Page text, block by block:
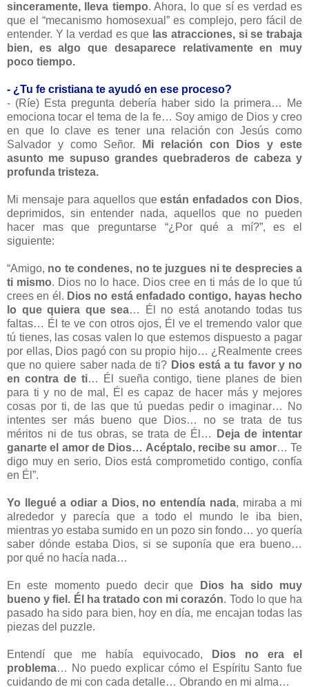
sinceramente, lleva tiempo. Ahora, lo que sí es verdad es
que el “mecanismo homosexual” es complejo, pero fácil de
entender. Y la verdad es que las atracciones, si se trabaja
bien, es algo que desaparece relativamente en muy
poco tiempo.
- ¿Tu fe cristiana te ayudó en ese proceso?
- (Ríe) Esta pregunta debería haber sido la primera… Me
emociona tocar el tema de la fe… Soy amigo de Dios y creo
en que lo clave es tener una relación con Jesús como
Salvador y como Señor.
Mi relación con Dios y este
asunto me supuso grandes quebraderos de cabeza y
profunda tristeza.
Mi mensaje para aquellos queestán enfadados con Dios,
deprimidos, sin entender nada, aquellos que no pueden
hacer mas que preguntarse “¿Por qué a mí?”, es el
siguiente:
“Amigo, no te condenes, no te juzgues ni te desprecies a
ti mismo. Dios no lo hace. Dios cree en ti más de lo que tú
crees en él. Dios no está enfadado contigo, hayas hecho
lo que quiera que sea… Él no está anotando todas tus
faltas… Él te ve con otros ojos, Él ve el tremendo valor que
tú tienes, las cosas valen lo que estemos dispuesto a pagar
por ellas, Dios pagó con su propio hijo… ¿Realmente crees
que no quiere saber nada de ti? Dios está a tu favor y no
en contra de ti… Él sueña contigo, tiene planes de bien
para ti y no de mal, Él es capaz de hacer más y mejores
cosas por ti, de las que tú puedas pedir o imaginar… No
intentes ser más bueno que Dios… no se trata de tus
méritos ni de tus obras, se trata de Él…
Deja de intentar
ganarte el amor de Dios… Acéptalo, recibe su amor… Te
digo muy en serio, Dios está comprometido contigo, confía
en Él”.
Yo llegué a odiar a Dios, no entendía nada, miraba a mi
alrededor y parecía que a todo el mundo le iba bien,
mientras yo estaba sumido en un pozo sin fondo… yo quería
saber dónde estaba Dios, si se suponía que era bueno…
por qué no hacía nada…
En este momento puedo decir que
Dios ha sido muy
bueno y fiel. Él ha tratado con mi corazón. Todo lo que ha
pasado ha sido para bien, hoy en día, me encajan todas las
piezas del puzzle.
Entendí que me había equivocado,
Dios no era el
problema… No puedo explicar cómo el Espíritu Santo fue
cuidando de mi con cada detalle… Obrando en mi alma…